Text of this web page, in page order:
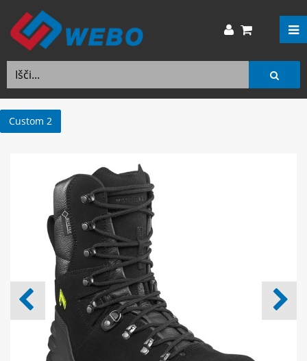
Custom 2